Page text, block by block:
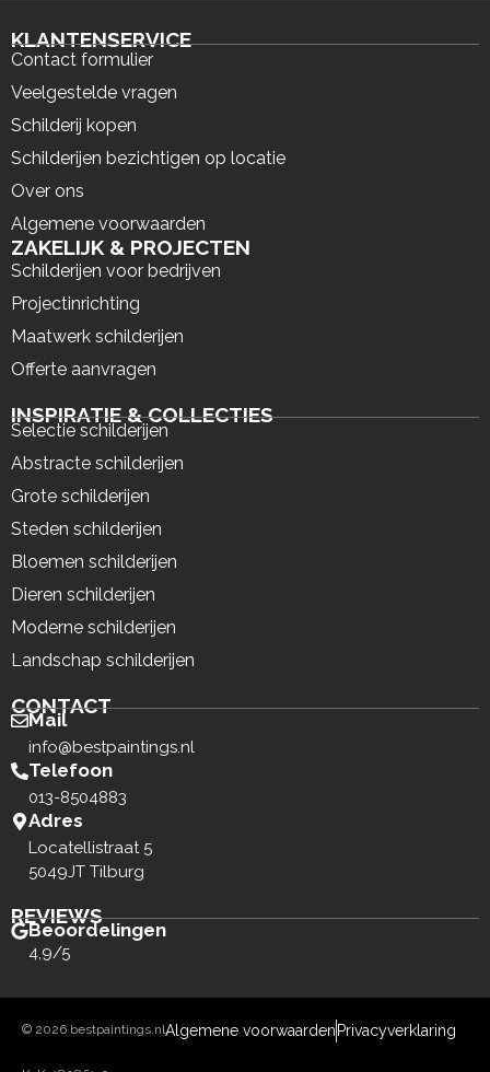
KLANTENSERVICE
Contact formulier
Veelgestelde vragen
Schilderij kopen
Schilderijen bezichtigen op locatie
Over ons
Algemene voorwaarden
ZAKELIJK & PROJECTEN
Schilderijen voor bedrijven
Projectinrichting
Maatwerk schilderijen
Offerte aanvragen
INSPIRATIE & COLLECTIES
Selectie schilderijen
Abstracte schilderijen
Grote schilderijen
Steden schilderijen
Bloemen schilderijen
Dieren schilderijen
Moderne schilderijen
Landschap schilderijen
CONTACT
Mail
info@bestpaintings.nl
Telefoon
013-8504883
Adres
Locatellistraat 5
5049JT Tilburg
REVIEWS
Beoordelingen
4,9/5
© 2026 bestpaintings.nlAlgemene voorwaarden Privacyverklaring